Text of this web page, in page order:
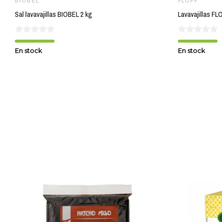
Sal lavavajillas BIOBEL 2 kg
En stock
Lavavajillas
En stock